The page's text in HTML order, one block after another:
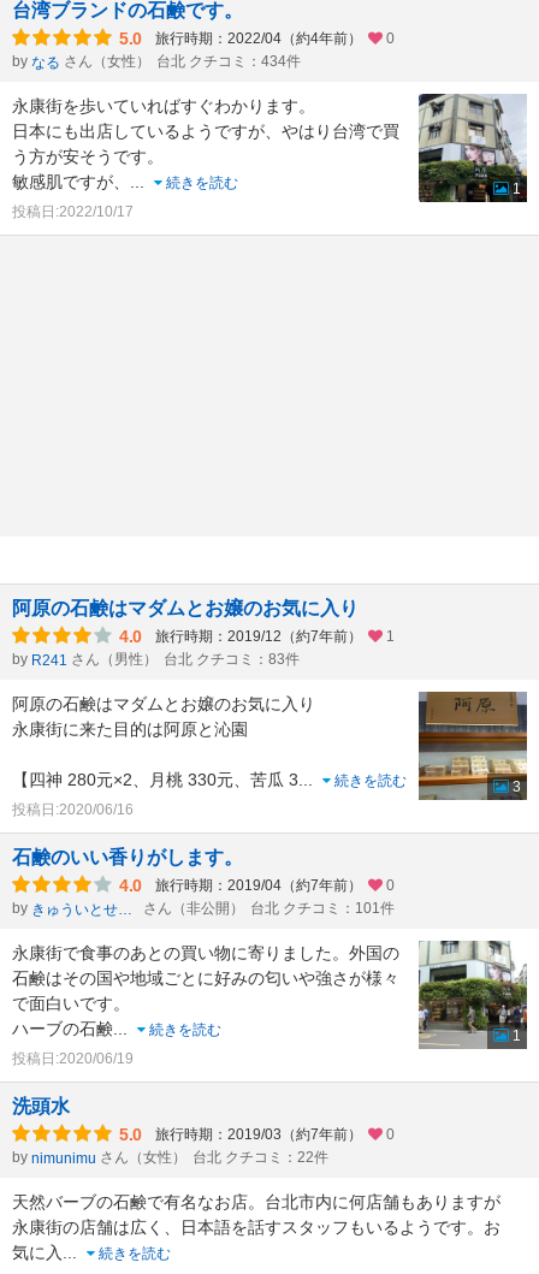
台湾ブランドの石鹸です。
5.0 旅行時期：2022/04（約4年前）
0
by なる さん（女性） 台北 クチコミ：434件
永康街を歩いていればすぐわかります。
日本にも出店しているようですが、やはり台湾で買
う方が安そうです。
敏感肌ですが、 ...
続きを読む
投稿日:2022/10/17
1
阿原の石鹸はマダムとお嬢のお気に入り
4.0 旅行時期：2019/12（約7年前）
1
by R241 さん（男性） 台北 クチコミ：83件
阿原の石鹸はマダムとお嬢のお気に入り
永康街に来た目的は阿原と沁園
【四神 280元×2、月桃 330元、苦瓜 3...
続きを読む
投稿日:2020/06/16
3
石鹸のいい香りがします。
4.0 旅行時期：2019/04（約7年前）
0
by
きゅういとせろり さん（非公開） 台北 クチコミ：101件
永康街で食事のあとの買い物に寄りました。外国の
石鹸はその国や地域ごとに好みの匂いや強さが様々
で面白いです。
ハーブの石鹸...
続きを読む
投稿日:2020/06/19
1
洗頭水
5.0 旅行時期：2019/03（約7年前）
0
by nimunimu さん（女性） 台北 クチコミ：22件
天然バーブの石鹸で有名なお店。台北市内に何店舗もありますが
永康街の店舗は広く、日本語を話すスタッフもいるようです。お
気に入... 続きを読む